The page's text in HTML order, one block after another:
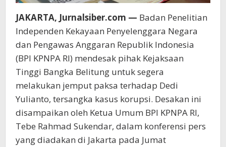
JAKARTA, Jurnalsiber.com — Badan Penelitian
Independen Kekayaan Penyelenggara Negara
dan Pengawas Anggaran Republik Indonesia
(BPI KPNPA RI) mendesak pihak Kejaksaan
Tinggi Bangka Belitung untuk segera
melakukan jemput paksa terhadap Dedi
Yulianto, tersangka kasus korupsi. Desakan ini
disampaikan oleh Ketua Umum BPI KPNPA RI,
Tebe Rahmad Sukendar, dalam konferensi pers
yang diadakan di Jakarta pada Jumat